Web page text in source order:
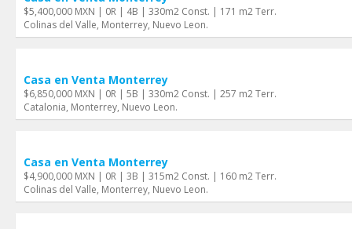
$5,400,000 MXN | 0R | 4B | 330m2 Const. | 171 m2 Terr.
Colinas del Valle, Monterrey, Nuevo Leon.
Casa en Venta Monterrey
$6,850,000 MXN | 0R | 5B | 330m2 Const. | 257 m2 Terr.
Catalonia, Monterrey, Nuevo Leon.
Casa en Venta Monterrey
$4,900,000 MXN | 0R | 3B | 315m2 Const. | 160 m2 Terr.
Colinas del Valle, Monterrey, Nuevo Leon.